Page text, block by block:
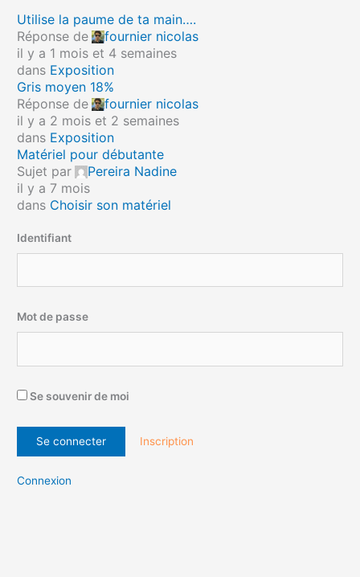
Utilise la paume de ta main….
Réponse de
fournier nicolas
il y a 1 mois et 4 semaines
dans Exposition
Gris moyen 18%
Réponse de
fournier nicolas
il y a 2 mois et 2 semaines
dans Exposition
Matériel pour débutante
Sujet par
Pereira Nadine
il y a 7 mois
dans Choisir son matériel
Identifiant
Mot de passe
Se souvenir de moi
Inscription
Connexion